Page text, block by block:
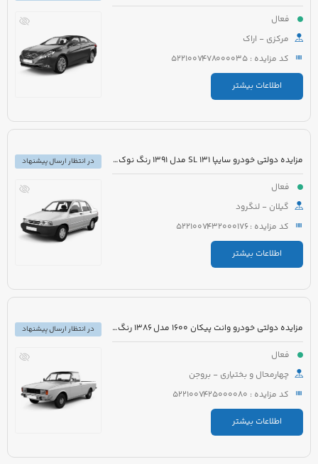
فعال
مرکزی - اراک
کد مزایده : 5221007478000035
اطلاعات بیشتر
مزایده دولتی خودرو سایپا 131 SL مدل 1391 رنگ نوک مدادی متالیک
فعال
گیلان - لنگرود
کد مزایده : 5221007432000176
اطلاعات بیشتر
در انتظار ارسال پیشنهاد
مزایده دولتی خودرو وانت پیکان 1600 مدل 1386 رنگ سفید روغنی
فعال
چهارمحال و بختیاری - بروجن
کد مزایده : 5221007425000080
اطلاعات بیشتر
در انتظار ارسال پیشنهاد